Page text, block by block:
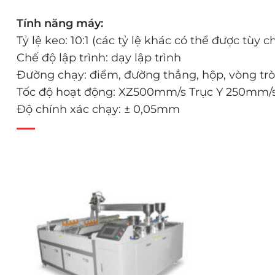
Tính năng máy:
Tỷ lệ keo: 10:1 (các tỷ lệ khác có thể được tùy
Chế độ lập trình: dạy lập trình
Đường chạy: điểm, đường thẳng, hộp, vòng
Tốc độ hoạt động: XZ500mm/s Trục Y 250mm/
Độ chính xác chạy: ± 0,05mm